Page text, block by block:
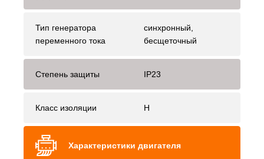
Тип генератора
переменного тока
синхронный,
бесщеточный
Степень защиты IP23
Класс изоляции H
Характеристики двигателя